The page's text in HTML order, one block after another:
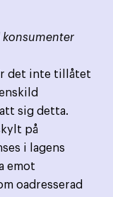
konsumenter
det inte tillåtet
sig detta.
på
i lagens
emot
oadresserad